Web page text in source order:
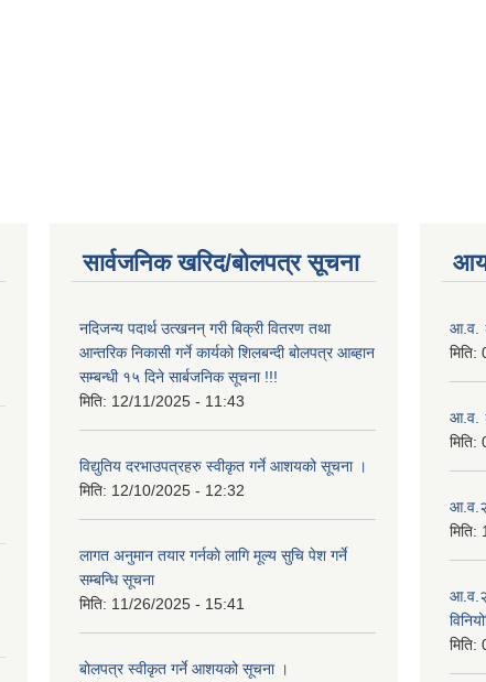
सार्वजनिक खरिद/बोलपत्र सूचना
नदिजन्य पदार्थ उत्खनन् गरी बिक्री वितरण तथा
आन्तरिक निकासी गर्ने कार्यको शिलबन्दी बोलपत्र आब्हान
सम्बन्धी १५ दिने सार्बजनिक सूचना !!!
मिति: 12/11/2025 - 11:43
विद्युतिय दरभाउपत्रहरु स्वीकृत गर्ने आशयको सूचना ।
मिति: 12/10/2025 - 12:32
लागत अनुमान तयार गर्नकाे लागि मूल्य सुचि पेश गर्ने
सम्बन्धि सूचना
मिति: 11/26/2025 - 15:41
बोलपत्र स्वीकृत गर्ने आशयको सूचना ।
आय
आ.व.
मिति:
आ.व.
मिति:
मिति:
मिति: